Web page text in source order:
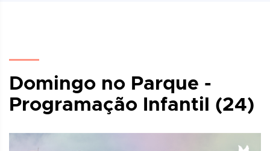
Domingo no Parque -
Programação Infantil (24)